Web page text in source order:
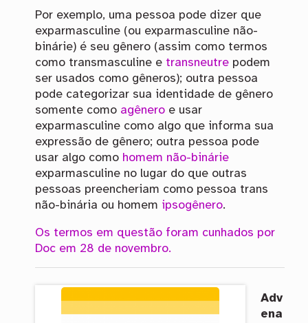
Por exemplo, uma pessoa pode dizer que
exparmasculine (ou exparmasculine não-
binárie) é seu gênero (assim como termos
como transmasculine e transneutrepodem
ser usados como gêneros); outra pessoa
pode categorizar sua identidade de gênero
somente como agêneroe usar
exparmasculine como algo que informa sua
expressão de gênero; outra pessoa pode
usar algo como homem não-binárie
exparmasculine no lugar do que outras
pessoas preencheriam como pessoa trans
não-binária ou homem ipsogênero.
Os termos em questão foram cunhados por
Doc em 28 de novembro.
Adv
ena